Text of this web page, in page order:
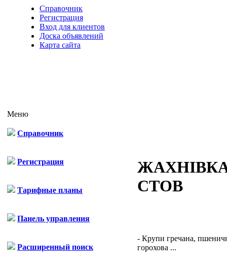
Справочник
Регистрация
Вход для клиентов
Доска объявлений
Карта сайта
Меню
Справочник
Регистрация
Тарифные планы
Панель управления
Расширенный поиск
СТОВ
- Крупи гречана,
горохова ...